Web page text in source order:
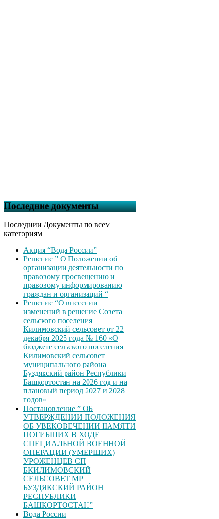
Последние документы
Последнии Документы по всем
категориям
Акция “Вода России”
Решение ” О Положении об
организации деятельности по
правовому просвещению и
правовому информированию
граждан и организаций “
Решение “О внесении
изменений в решение Совета
сельского поселения
Килимовский сельсовет от 22
декабря 2025 года № 160 «О
бюджете сельского поселения
Килимовский сельсовет
муниципального района
Буздякский район Республики
Башкортостан на 2026 год и на
плановый период 2027 и 2028
годов»
Постановление ” ОБ
УТВЕРЖДЕНИИ ПОЛОЖЕНИЯ
ОБ УВЕКОВЕЧЕНИИ ІІАМЯТИ
ПОГИБШИХ В ХОДЕ
СПЕЦИАЛЬНОЙ ВОЕННОЙ
ОПЕРАЦИИ (УМЕРШИХ)
УРОЖЕНЦЕВ CП
БКИЛИМОВСКИЙ
СЕЛЬСОВЕТ МР
БУЗДЯКСКИЙ РАЙОН
РЕСПУБЛИКИ
БАШКОРТОСТАН”
Вода России